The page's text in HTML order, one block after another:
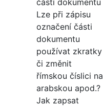
části dokumentu
Lze při zápisu
označení části
dokumentu
používat zkratky
či změnit
římskou číslici na
arabskou apod.?
Jak zapsat